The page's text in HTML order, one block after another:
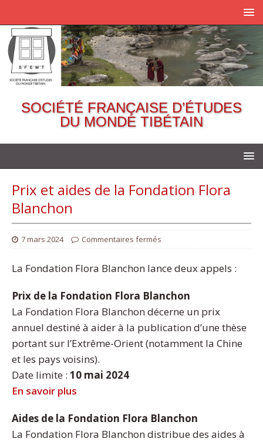
SOCIÉTÉ FRANÇAISE D’ÉTUDES
DU MONDE TIBÉTAIN
Prix et aides de la Fondation Flora
Blanchon
7 mars 2024 Commentaires fermés
La Fondation Flora Blanchon lance deux appels :
Prix de la Fondation Flora Blanchon
La Fondation Flora Blanchon décerne un prix
annuel destiné à aider à la publication d’une thèse
portant sur l’Extrême-Orient (notamment la Chine
et les pays voisins).
Date limite : 10 mai 2024
En savoir plus
Aides de la Fondation Flora Blanchon
La Fondation Flora Blanchon distribue des aides à